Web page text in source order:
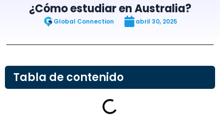
¿Cómo estudiar en Australia?
Global Connection abril 30, 2025
Tabla de contenido